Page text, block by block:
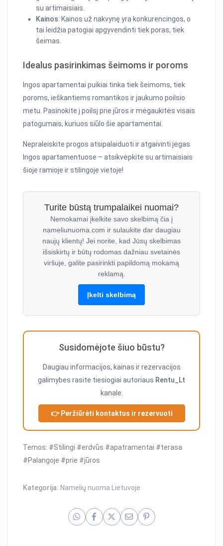
su artimaisiais.
Kainos: Kainos už nakvynę yra konkurencingos, o
tai leidžia patogiai apgyvendinti tiek poras, tiek
šeimas.
Idealus pasirinkimas šeimoms ir poroms
Ingos apartamentai puikiai tinka tiek šeimoms, tiek
poroms, ieškantiems romantikos ir jaukumo poilsio
metu. Pasinokite į poilsį prie jūros ir mėgaukitės visais
patogumais, kuriuos siūlo šie apartamentai.
Nepraleiskite progos atsipalaiduoti ir atgaivinti jėgas
Ingos apartamentuose – atsikvėpkite su artimaisiais
šioje ramioje ir stilingoje vietoje!
Turite būstą trumpalaikei nuomai?
Nemokamai įkelkite savo skelbimą čia į
nameliunuoma.com ir sulaukite dar daugiau
naujų klientų! Jei norite, kad Jūsų skelbimas
išsiskirtų ir būtų rodomas dažniau svetainės
viršuje, galite pasirinkti papildomą mokamą
reklamą.
Įkelti skelbimą
Susidomėjote šiuo būstu?
Daugiau informacijos, kainas ir rezervacijos
galimybes rasite tiesiogiai autoriaus Rentu_Lt
kanale.
👉 Peržiūrėti kontaktus ir rezervuoti
Temos: #Stilingi #erdvūs #apatramentai #terasa
#Palangoje #prie #jūros
Kategorija: Namelių nuoma Lietuvoje